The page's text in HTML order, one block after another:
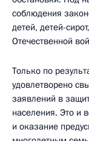
соблюдения
детей, детей-
Отечественной
Только по
удовлетворено
заявлений в
населения. Это и
и оказание